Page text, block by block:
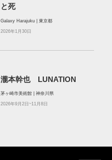
と死
Galaxy Harajuku | 東京都
2026年1月30日
瀧本幹也 LUNATION
茅ヶ崎市美術館 | 神奈川県
2026年9月2日~11月8日